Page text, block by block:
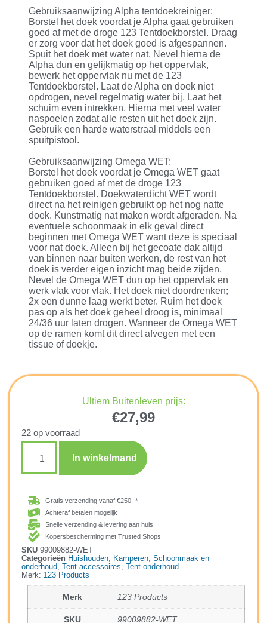
Gebruiksaanwijzing Alpha tentdoekreiniger:
Borstel het doek voordat je Alpha gaat gebruiken
goed af met de droge 123 Tentdoekborstel. Draag
er zorg voor dat het doek goed is afgespannen.
Spuit het doek met water nat. Nevel hierna de
Alpha dun en gelijkmatig op het oppervlak,
bewerk het oppervlak nu met de 123
Tentdoekborstel. Laat de Alpha en doek niet
opdrogen, nevel regelmatig water bij. Laat het
schuim even intrekken. Hierna met veel water
naspoelen zodat alle resten uit het doek zijn.
Gebruik een harde waterstraal middels een
spuitpistool.
Gebruiksaanwijzing Omega WET:
Borstel het doek voordat je Omega WET gaat
gebruiken goed af met de droge 123
Tentdoekborstel. Doekwaterdicht WET wordt
direct na het reinigen gebruikt op het nog natte
doek. Kunstmatig nat maken wordt afgeraden. Na
eventuele schoonmaak in elk geval direct
beginnen met Omega WET want deze is speciaal
voor nat doek. Alleen bij het gecoate dak altijd
van binnen naar buiten werken, de rest van het
doek is verder eigen inzicht mag beide zijden.
Nevel de Omega WET dun op het oppervlak en
werk vlak voor vlak. Het doek niet doordrenken;
2x een dunne laag werkt beter. Ruim het doek
pas op als het doek geheel droog is, minimaal
24/36 uur laten drogen. Wanneer de Omega WET
op de ramen komt dit direct afvegen met een
tissue of doekje.
Ultiem Buitenleven prijs:
€27,99
22 op voorraad
In winkelmand
Gratis verzending vanaf €250,-*
Achteraf betalen mogelijk
Snelle verzending & levering aan huis
Kopersbescherming met Trusted Shops
SKU99009882-WET
Categorieën Huishouden, Kamperen,Schoonmaak en
onderhoud,Tent accessoires,Tent onderhoud
Merk: 123 Products
Merk 123 Products
SKU 99009882-WET